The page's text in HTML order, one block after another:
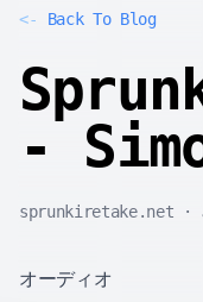
<- Back To Blog
-
sprunkiretake.net ·
オーディオ